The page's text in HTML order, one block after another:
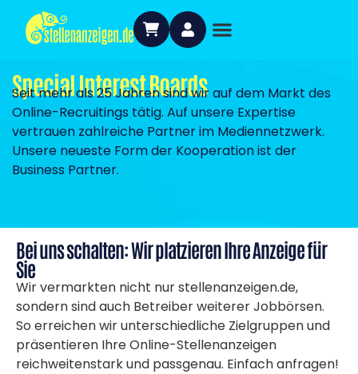
Special Interest Boards
Seit mehr als 25 Jahren sind wir auf dem Markt des
Online-Recruitings tätig. Auf unsere Expertise
vertrauen zahlreiche Partner im Mediennetzwerk.
Unsere neueste Form der Kooperation ist der
Business Partner.
Bei uns schalten: Wir platzieren Ihre Anzeige für
Sie
Wir vermarkten nicht nur stellenanzeigen.de,
sondern sind auch Betreiber weiterer Jobbörsen.
So erreichen wir unterschiedliche Zielgruppen und
präsentieren Ihre Online-Stellenanzeigen
reichweitenstark und passgenau. Einfach anfragen!